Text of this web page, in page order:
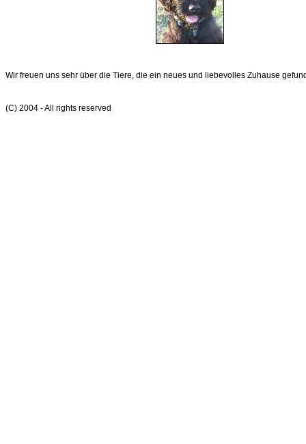
Wir freuen uns sehr über die Tiere, die ein neues und liebevolles Zuhause
(C) 2004 - All rights reserved